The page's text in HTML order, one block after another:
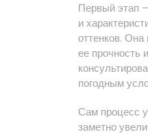
Первый этап
и
оттенков.
ее прочность
погодным
Сам процесс
заметно